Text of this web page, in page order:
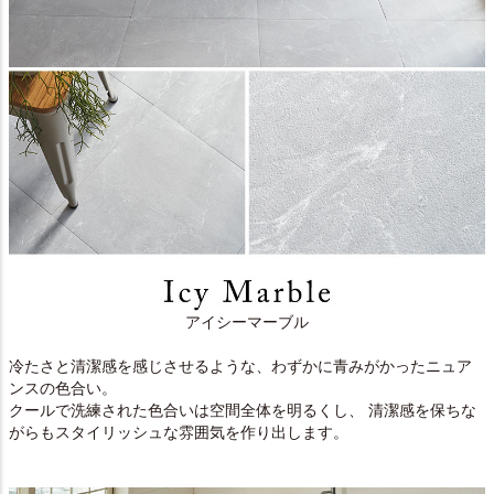
アイシーマーブル
冷たさと清潔感を感じさせるような、わずかに青みがかったニュア
ンスの色合い。
クールで洗練された色合いは空間全体を明るくし、 清潔感を保ちな
がらもスタイリッシュな雰囲気を作り出します。